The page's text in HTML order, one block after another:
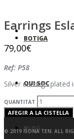
BOTIGA
QUI SOC
BLOG
Earrings
79,00€
Ref: P58
Silver earrings plated
QUANTITAT
AFEGIR A LA CISTELLA
© 2019 ISONA TEN. ALL